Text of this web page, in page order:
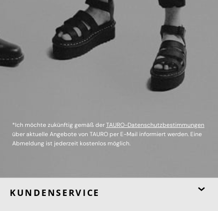
*Ich möchte zukünftig gemäß derTAURO-Datenschutzbestimmungen
über aktuelle Angebote von TAURO per E-Mail informiert werden. Eine
Abmeldung ist jederzeit kostenlos möglich.
KUNDENSERVICE